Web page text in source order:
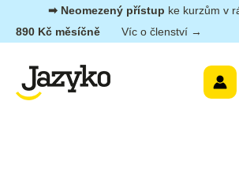
Přeskočit➡︎ Neomezený přístup ke kurzům v
890 Kč měsíčně
Víc o členství →